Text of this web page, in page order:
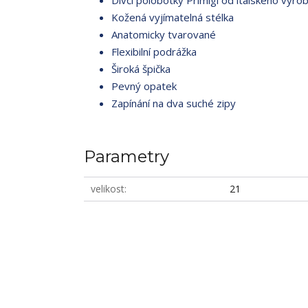
Kožená vyjímatelná stélka
Anatomicky tvarované
Flexibilní podrážka
Široká špička
Pevný opatek
Zapínání na dva suché zipy
Parametry
velikost 21